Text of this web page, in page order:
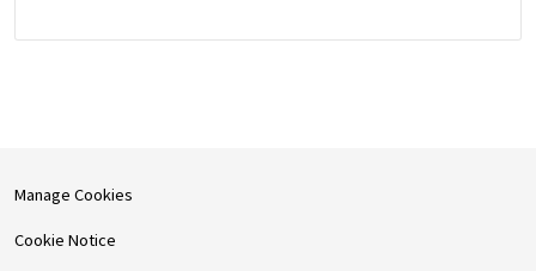
Manage Cookies
Cookie Notice